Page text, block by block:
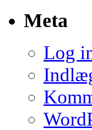
Meta
Log